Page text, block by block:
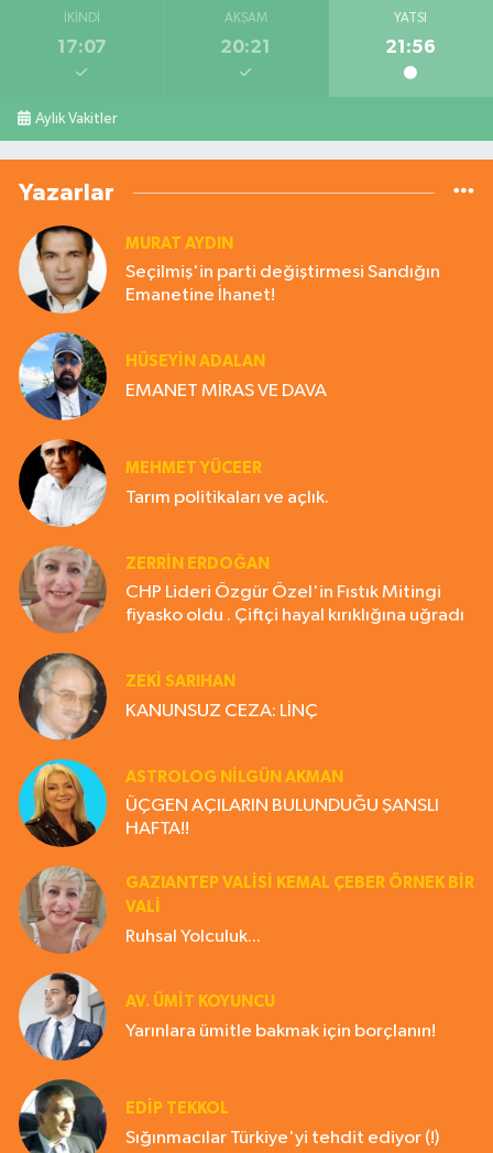
İKINDI
17:07
AKŞAM
20:21
YATSI
21:56
Aylık Vakitler
Yazarlar
MURAT AYDIN
Seçilmiş'in parti değiştirmesi Sandığın
Emanetine İhanet!
HÜSEYIN ADALAN
EMANET MİRAS VE DAVA
MEHMET YÜCEER
Tarım politikaları ve açlık.
ZERRIN ERDOĞAN
CHP Lideri Özgür Özel'in Fıstık Mitingi
fiyasko oldu . Çiftçi hayal kırıklığına uğradı
ZEKI SARIHAN
KANUNSUZ CEZA: LİNÇ
ASTROLOG NILGÜN AKMAN
ÜÇGEN AÇILARIN BULUNDUĞU ŞANSLI
HAFTA!!
GAZIANTEP VALISI KEMAL ÇEBER ÖRNEK BİR
VALİ
Ruhsal Yolculuk...
AV. ÜMIT KOYUNCU
Yarınlara ümitle bakmak için borçlanın!
EDIP TEKKOL
Sığınmacılar Türkiye'yi tehdit ediyor (!)